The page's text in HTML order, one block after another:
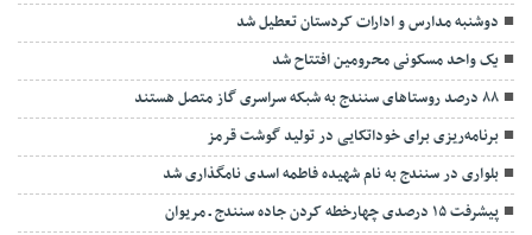
دوشنبه مدارس و ادارات کردستان تعطیل شد
یک واحد مسکونی محرومین افتتاح شد
۸۸ درصد روستاهای سنندج به شبکه سراسری گاز متصل هستند
برنامه‌ریزی برای خوداتکایی در تولید گوشت قرمز
بلواری در سنندج به نام شهیده فاطمه اسدی نامگذاری شد
پیشرفت ۱۵ درصدی چهارخطه کردن جاده سنندج ـ مریوان